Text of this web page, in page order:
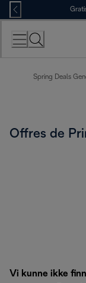
Skip
to
Content
Spring Deals
Offres de
Vi kunne ikke